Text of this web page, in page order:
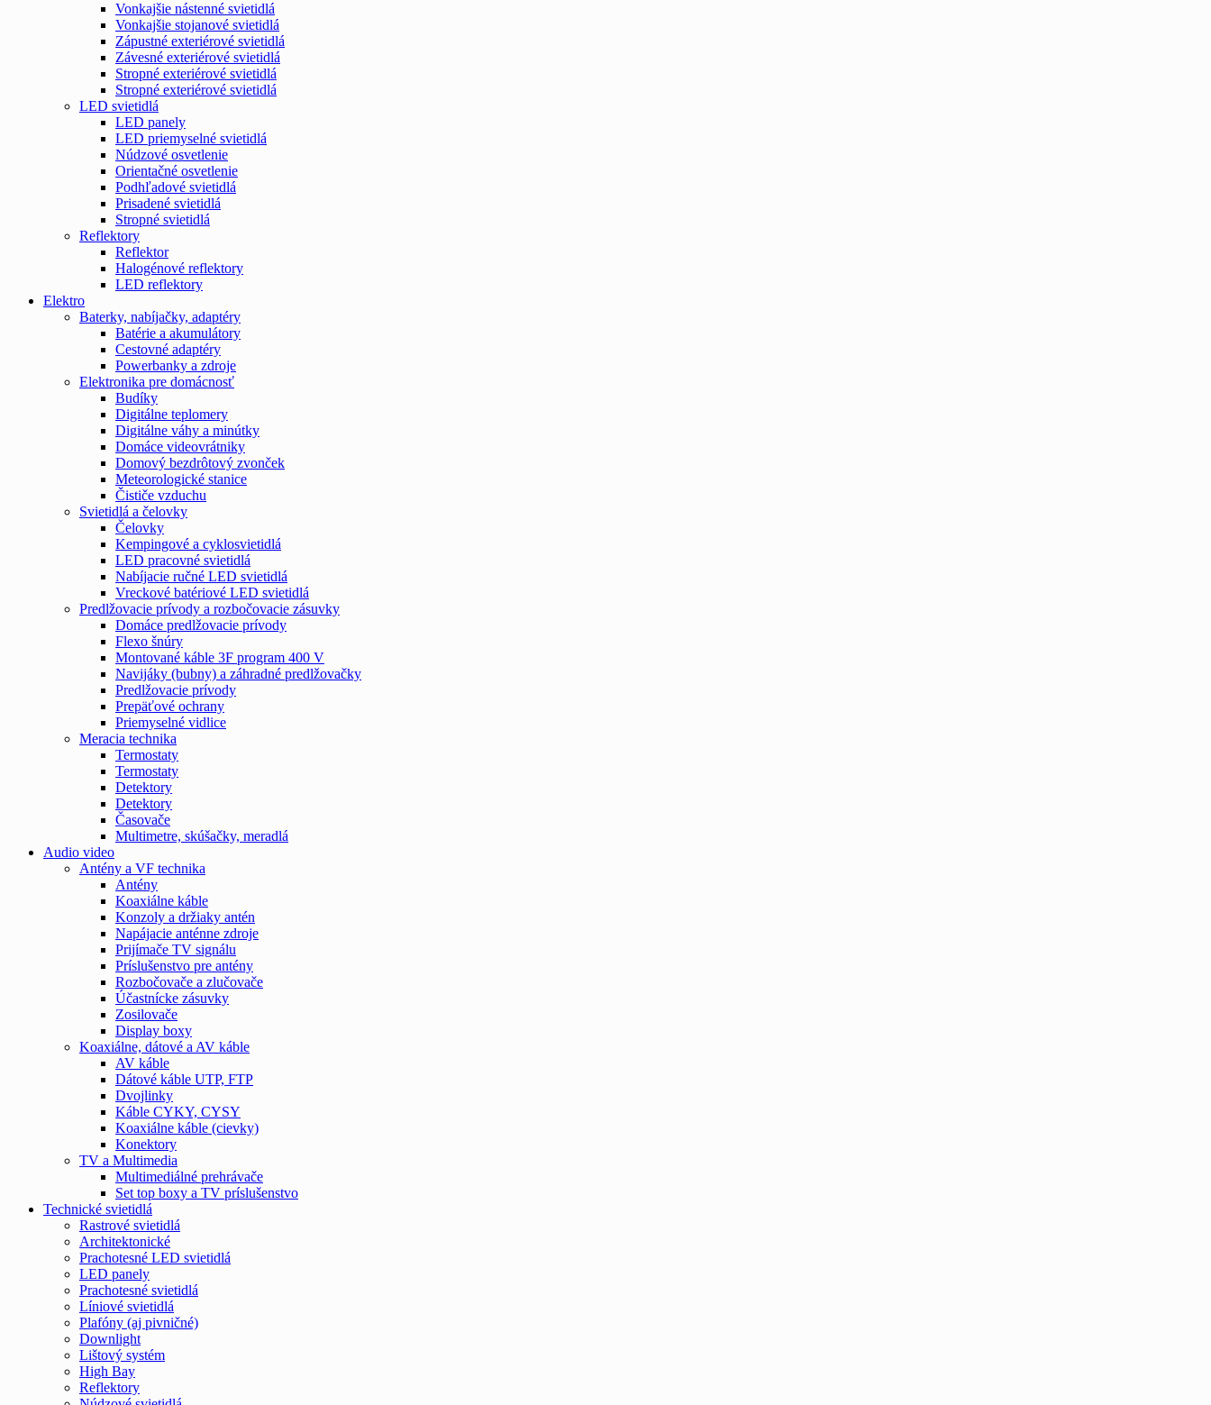
Vonkajšie nástenné svietidlá
Vonkajšie stojanové svietidlá
Zápustné exteriérové svietidlá
Závesné exteriérové svietidlá
Stropné exteriérové svietidlá
Stropné exteriérové svietidlá
LED svietidlá
LED panely
LED priemyselné svietidlá
Núdzové osvetlenie
Orientačné osvetlenie
Podhľadové svietidlá
Prisadené svietidlá
Stropné svietidlá
Reflektory
Reflektor
Halogénové reflektory
LED reflektory
Elektro
Baterky, nabíjačky, adaptéry
Batérie a akumulátory
Cestovné adaptéry
Powerbanky a zdroje
Elektronika pre domácnosť
Budíky
Digitálne teplomery
Digitálne váhy a minútky
Domáce videovrátniky
Domový bezdrôtový zvonček
Meteorologické stanice
Čističe vzduchu
Svietidlá a čelovky
Čelovky
Kempingové a cyklosvietidlá
LED pracovné svietidlá
Nabíjacie ručné LED svietidlá
Vreckové batériové LED svietidlá
Predlžovacie prívody a rozbočovacie zásuvky
Domáce predlžovacie prívody
Flexo šnúry
Montované káble 3F program 400 V
Navijáky (bubny) a záhradné predlžovačky
Predlžovacie prívody
Prepäťové ochrany
Priemyselné vidlice
Meracia technika
Termostaty
Termostaty
Detektory
Detektory
Časovače
Multimetre, skúšačky, meradlá
Audio video
Antény a VF technika
Antény
Koaxiálne káble
Konzoly a držiaky antén
Napájacie anténne zdroje
Prijímače TV signálu
Príslušenstvo pre antény
Rozbočovače a zlučovače
Účastnícke zásuvky
Zosilovače
Display boxy
Koaxiálne, dátové a AV káble
AV káble
Dátové káble UTP, FTP
Dvojlinky
Káble CYKY, CYSY
Koaxiálne káble (cievky)
Konektory
TV a Multimedia
Multimediálné prehrávače
Set top boxy a TV príslušenstvo
Technické svietidlá
Rastrové svietidlá
Architektonické
Prachotesné LED svietidlá
LED panely
Prachotesné svietidlá
Líniové svietidlá
Plafóny (aj pivničné)
Downlight
Lištový systém
High Bay
Reflektory